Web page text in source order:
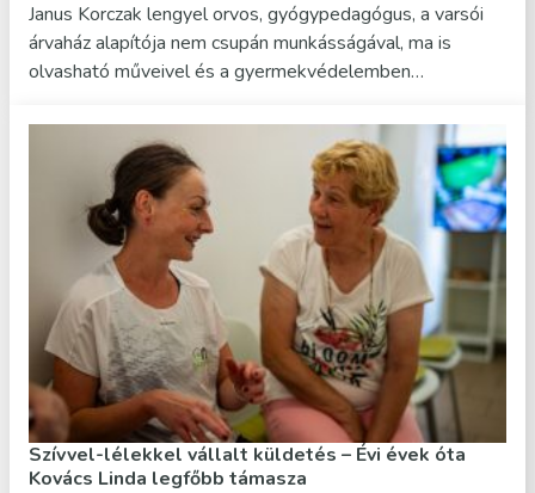
Janus Korczak lengyel orvos, gyógypedagógus, a varsói
árvaház alapítója nem csupán munkásságával, ma is
olvasható műveivel és a gyermekvédelemben…
Szívvel-lélekkel vállalt küldetés – Évi évek óta
Kovács Linda legfőbb támasza